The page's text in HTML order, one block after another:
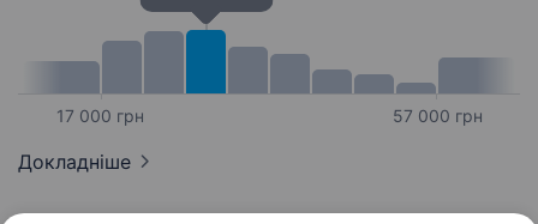
17 000 грн 57 000 грн
Докладніше